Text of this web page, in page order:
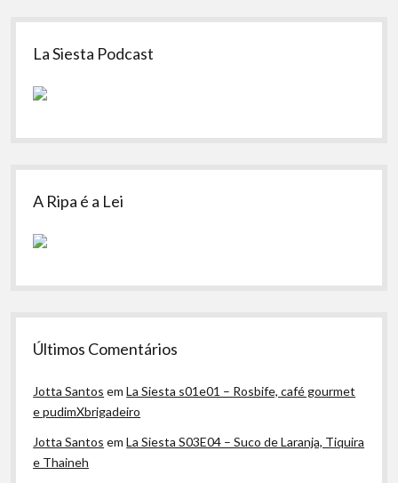
Sidebar
La Siesta Podcast
A Ripa é a Lei
Últimos Comentários
Jotta Santos emLa Siesta s01e01 – Rosbife, café gourmet
e pudimXbrigadeiro
Jotta Santos emLa Siesta S03E04 – Suco de Laranja, Tiquira
e Thaineh